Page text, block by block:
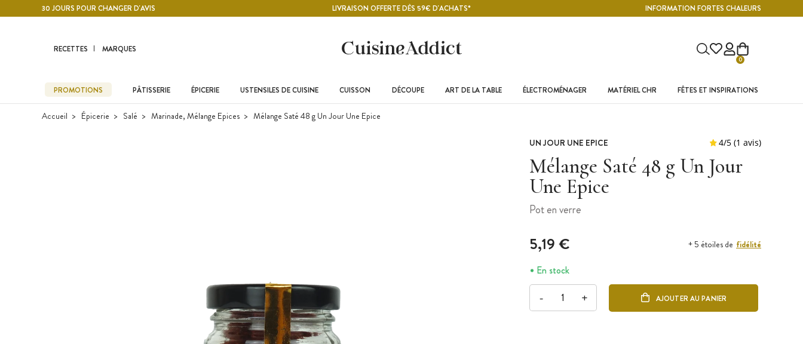
Contenu principal30 JOURS POUR CHANGER D'AVIS LIVRAISON OFFERTE DÈS 59€ D'ACHATS* INFORMATION FORTES CHALEURS
RECETTES MARQUES
0
PROMOTIONS PÂTISSERIE ÉPICERIE USTENSILES DE CUISINE CUISSON DÉCOUPE ART DE LA TABLE ÉLECTROMÉNAGER MATÉRIEL CHR FÊTES ET INSPIRATIONS
Accueil Épicerie Salé Marinade, Mélange Epices Mélange Saté 48 g Un Jour Une Epice
UN JOUR UNE EPICE
Mélange Saté 48 g Un Jour
Une Epice
Pot en verre
5,19 € + 5 étoiles de fidélité
En stock
- + AJOUTER AU PANIER